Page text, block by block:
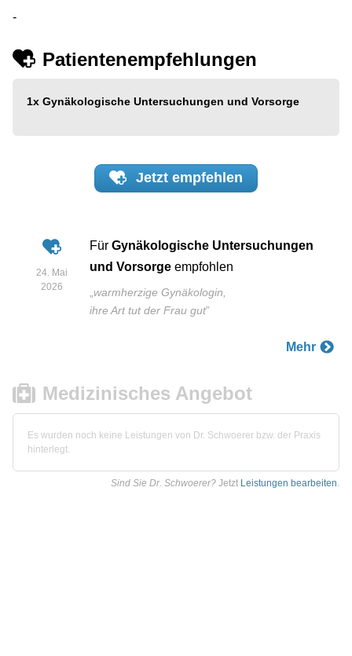
-
Patientenempfehlungen
1x Gynäkologische Untersuchungen und Vorsorge
Jetzt empfehlen
24. Mai
2026
Für Gynäkologische Untersuchungen
und Vorsorge empfohlen
„warmherzige Gynäkologin,
ihre Art tut der Frau gut”
Mehr
Medizinisches Angebot
Es wurden noch keine Leistungen von Dr. Schwoerer bzw. der Praxis
hinterlegt.
Sind Sie Dr. Schwoerer? Jetzt Leistungen bearbeiten.